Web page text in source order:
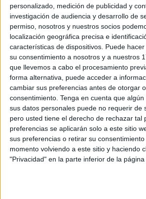
personalizado, medición de publicidad y
investigación de audiencia y desarrollo de
permiso, nosotros y nuestros socios
localización geográfica precisa e
características de dispositivos. Puede
su consentimiento a nosotros y a nuestros
que llevemos a cabo el procesamiento
forma alternativa, puede acceder a
cambiar sus preferencias antes de otorgar
consentimiento. Tenga en cuenta que
sus datos personales puede no requerir de
pero usted tiene el derecho de rechazar tal
preferencias se aplicarán solo a este sitio
sus preferencias o retirar su
momento volviendo a este sitio y haciendo
"Privacidad" en la parte inferior de la página